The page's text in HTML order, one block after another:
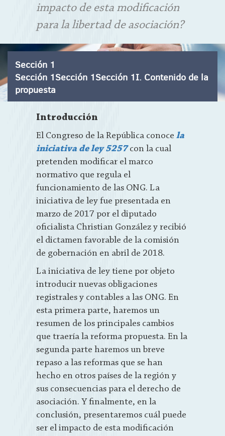
impacto de esta modificación
para la libertad de asociación?
Sección 1
Sección 1Sección 1Sección 1I. Contenido de la
propuesta
Introducción
El Congreso de la República conoce la
iniciativa de ley 5257con la cual
pretenden modificar el marco
normativo que regula el
funcionamiento de las ONG. La
iniciativa de ley fue presentada en
marzo de 2017 por el diputado
oficialista Christian González y recibió
el dictamen favorable de la comisión
de gobernación en abril de 2018.
La iniciativa de ley tiene por objeto
introducir nuevas obligaciones
registrales y contables a las ONG. En
esta primera parte, haremos un
resumen de los principales cambios
que traería la reforma propuesta. En la
segunda parte haremos un breve
repaso a las reformas que se han
hecho en otros países de la región y
sus consecuencias para el derecho de
asociación. Y finalmente, en la
conclusión, presentaremos cuál puede
ser el impacto de esta modificación